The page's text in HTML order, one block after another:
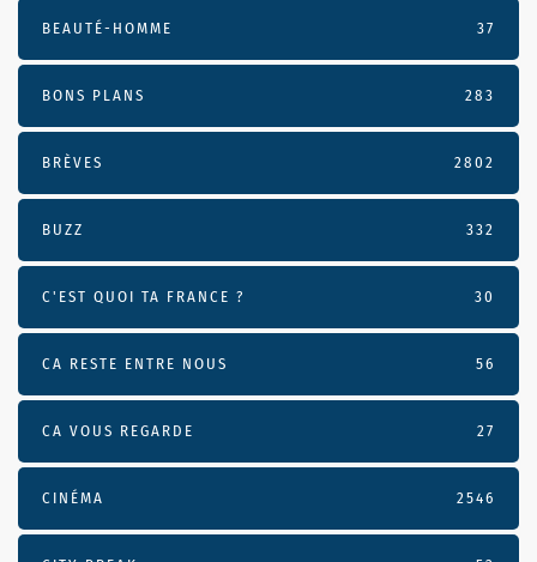
BEAUTÉ-HOMME 37
BONS PLANS 283
BRÈVES 2802
BUZZ 332
C'EST QUOI TA FRANCE ? 30
CA RESTE ENTRE NOUS 56
CA VOUS REGARDE 27
CINÉMA 2546